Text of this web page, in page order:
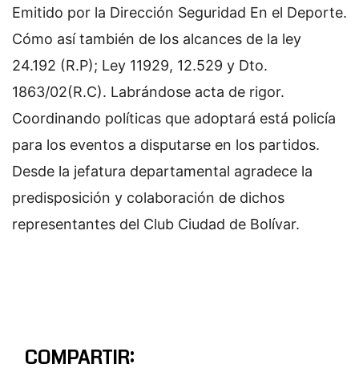
Emitido por la Dirección Seguridad En el Deporte.
Cómo así también de los alcances de la ley
24.192 (R.P); Ley 11929, 12.529 y Dto.
1863/02(R.C). Labrándose acta de rigor.
Coordinando políticas que adoptará está policía
para los eventos a disputarse en los partidos.
Desde la jefatura departamental agradece la
predisposición y colaboración de dichos
representantes del Club Ciudad de Bolívar.
COMPARTIR: